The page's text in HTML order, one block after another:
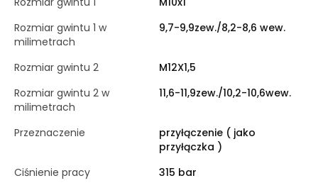
Rozmiar gwintu 1 w
milimetrach
9,7-9,9zew./8,2-8,6 wew.
Rozmiar gwintu 2
M12X1,5
Rozmiar gwintu 2 w
milimetrach
11,6-11,9zew./10,2-10,6wew.
Przeznaczenie
przyłączenie ( jako
przyłączka )
Ciśnienie pracy
315 bar